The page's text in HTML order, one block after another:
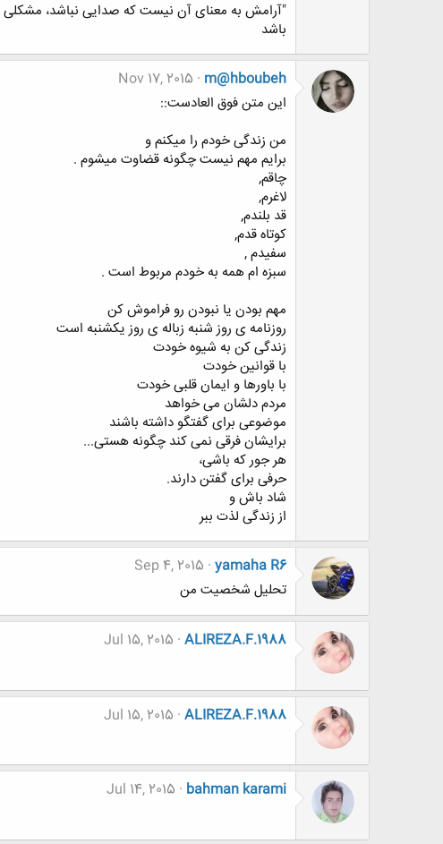
"ﺁﺭﺍﻣﺶ ﺑﻪ ﻣﻌﻨﺎﯼ ﺁﻥ ﻧﯿﺴﺖ ﮐﻪ ﺻﺪﺍﯾﯽ ﻧﺒﺎﺷﺪ، ﻣﺸﮑﻠﯽ
ﺑﺎﺷﺪ
m@hboubeh
Nov 17, 2015
اين متن فوق العادست::
من زندگی خودم را میکنم و
برایم مهم نیست چگونه قضاوت میشوم .
چاقم,
لاغرم,
قد بلندم,
کوتاه قدم,
سفیدم ,
سبزه ام همه به خودم مربوط است .
مهم بودن یا نبودن رو فراموش کن
روزنامه ی روز شنبه زباله ی روز یکشنبه است
زندگی کن به شيوه خودت
با قوانين خودت
با باورها و ايمان قلبی خودت
مردم دلشان می خواهد
موضوعی برای گفتگو داشته باشند
برايشان فرقی نمی کند چگونه هستی...
هر جور که باشی،
حرفی برای گفتن دارند.
شاد باش و
از زندگی لذت ببر
yamaha R6
Sep 4, 2015
تحلیل شخصیت من
ALIREZA.F.1988
Jul 15, 2015
ALIREZA.F.1988
Jul 15, 2015
bahman karami
Jul 14, 2015